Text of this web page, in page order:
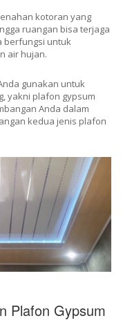
kotoran yang
ruangan bisa terjaga
berfungsi untuk
air hujan.
gunakan untuk
yakni plafon gypsum
Anda dalam
kedua jenis plafon
Plafon Gypsum